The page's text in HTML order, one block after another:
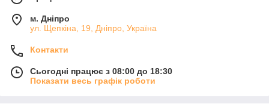
м. Дніпро
ул. Щепкіна, 19, Дніпро, Україна
Контакти
Сьогодні працює з 08:00 до 18:30
Показати весь графік роботи